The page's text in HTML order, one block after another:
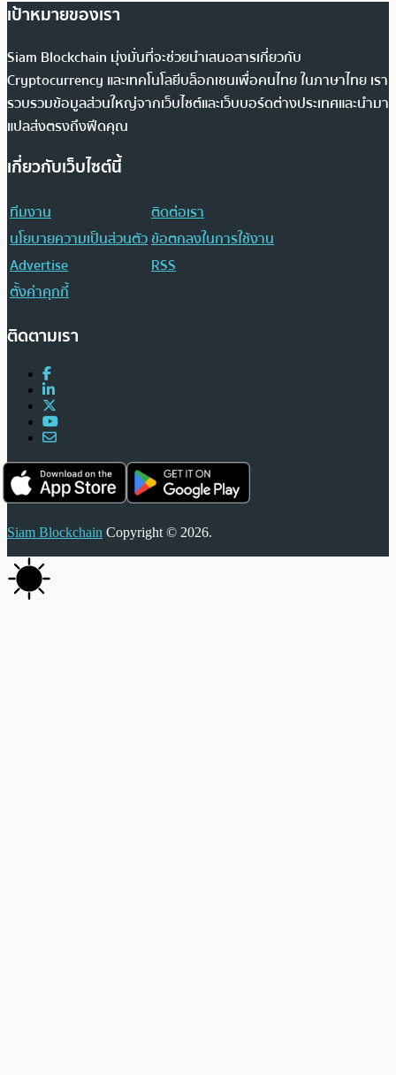
เป้าหมายของเรา
Siam Blockchain มุ่งมั่นที่จะช่วยนำเสนอสารเกี่ยวกับ
Cryptocurrency และเทคโนโลยีบล็อกเชนเพื่อคนไทย ในภาษาไทย เรา
รวบรวมข้อมูลส่วนใหญ่จากเว็บไซต์และเว็บบอร์ดต่างประเทศและนำมา
แปลส่งตรงถึงฟีดคุณ
เกี่ยวกับเว็บไซต์นี้
ทีมงาน
ติดต่อเรา
นโยบายความเป็นส่วนตัวข้อตกลงในการใช้งาน
Advertise
RSS
ตั้งค่าคุกกี้
ติดตามเรา
Siam Blockchain Copyright © 2026.